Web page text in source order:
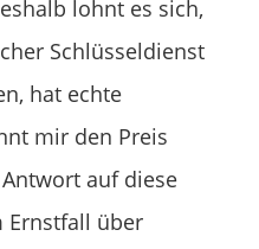
lohnt es sich,
Schlüsseldienst
hat echte
mir den Preis
auf diese
Ernstfall über